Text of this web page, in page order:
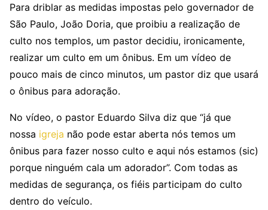
Para driblar as medidas impostas pelo governador de
São Paulo, João Doria, que proibiu a realização de
culto nos templos, um pastor decidiu, ironicamente,
realizar um culto em um ônibus. Em um vídeo de
pouco mais de cinco minutos, um pastor diz que usará
o ônibus para adoração.
No vídeo, o pastor Eduardo Silva diz que “já que
nossa igreja não pode estar aberta nós temos um
ônibus para fazer nosso culto e aqui nós estamos (sic)
porque ninguém cala um adorador”. Com todas as
medidas de segurança, os fiéis participam do culto
dentro do veículo.